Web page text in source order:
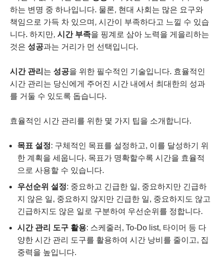
하는 변명 중 하나입니다. 물론, 현대 사회는 많은 요구와
책임으로 가득 차 있으며, 시간이 부족하다고 느낄 수 있습
니다. 하지만, 시간 부족을 핑계로 삼아 노력을 게을리하는
것은 성공과는 거리가 먼 선택입니다.
시간 관리는 성공을 위한 필수적인 기술입니다. 효율적인
시간 관리는 당신에게 주어진 시간 내에서 최대한의 성과
를 거둘 수 있도록 돕습니다.
효율적인 시간 관리를 위한 몇 가지 팁을 소개합니다.
목표 설정: 구체적인 목표를 설정하고, 이를 달성하기 위
한 계획을 세웁니다. 목표가 명확할수록 시간을 효율적
으로 사용할 수 있습니다.
우선순위 설정: 중요하고 긴급한 일, 중요하지만 긴급하
지 않은 일, 중요하지 않지만 긴급한 일, 중요하지도 않고
긴급하지도 않은 일로 구분하여 우선순위를 정합니다.
시간 관리 도구 활용: 스케줄러, To-Do list, 타이머 등 다
양한 시간 관리 도구를 활용하여 시간 낭비를 줄이고, 집
중력을 높입니다.